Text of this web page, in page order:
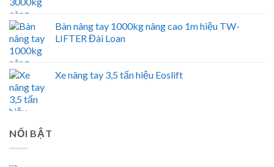
Bàn nâng tay 1000kg nâng cao 1m hiệu TW-
LIFTER Đài Loan
Xe nâng tay 3,5 tấn hiệu Eoslift
NỔI BẬT